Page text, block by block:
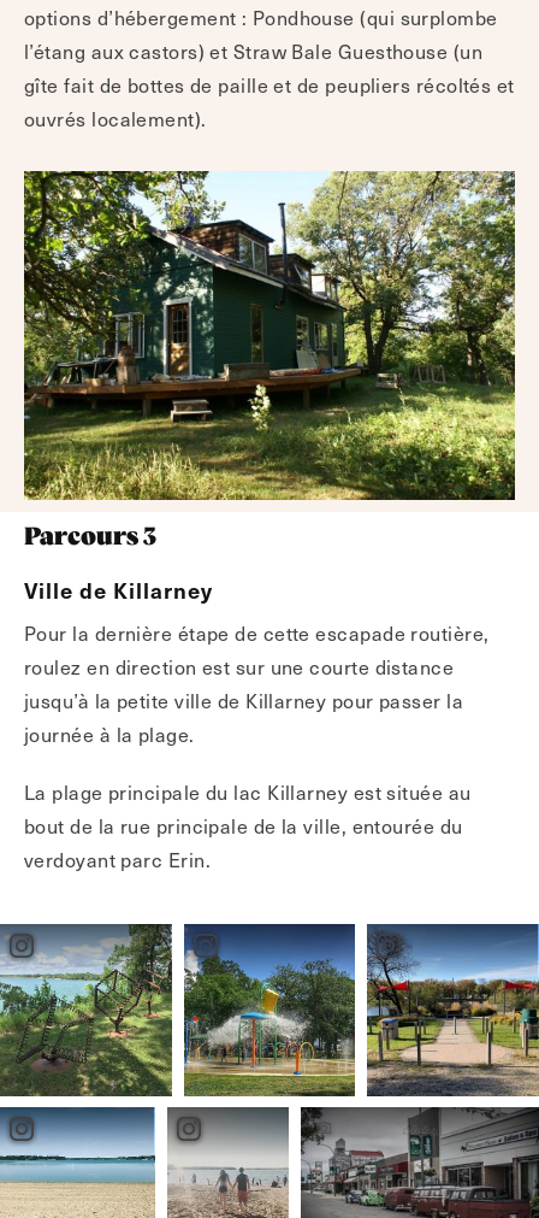
options d’hébergement : Pondhouse (qui surplombe
l’étang aux castors) et Straw Bale Guesthouse (un
gîte fait de bottes de paille et de peupliers récoltés et
ouvrés localement).
Parcours 3
Ville de Killarney
Pour la dernière étape de cette escapade routière,
roulez en direction est sur une courte distance
jusqu’à la petite ville de Killarney pour passer la
journée à la plage.
La plage principale du lac Killarney est située au
bout de la rue principale de la ville, entourée du
verdoyant parc Erin.